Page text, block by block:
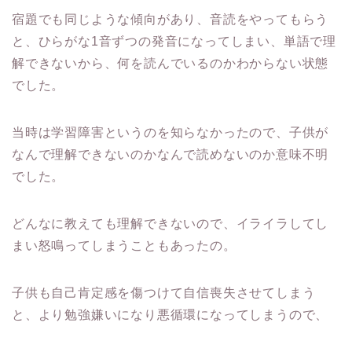
宿題でも同じような傾向があり、音読をやってもらう
と、ひらがな1音ずつの発音になってしまい、単語で理
解できないから、何を読んでいるのかわからない状態
でした。
当時は学習障害というのを知らなかったので、子供が
なんで理解できないのかなんで読めないのか意味不明
でした。
どんなに教えても理解できないので、イライラしてし
まい怒鳴ってしまうこともあったの。
子供も自己肯定感を傷つけて自信喪失させてしまう
と、より勉強嫌いになり悪循環になってしまうので、